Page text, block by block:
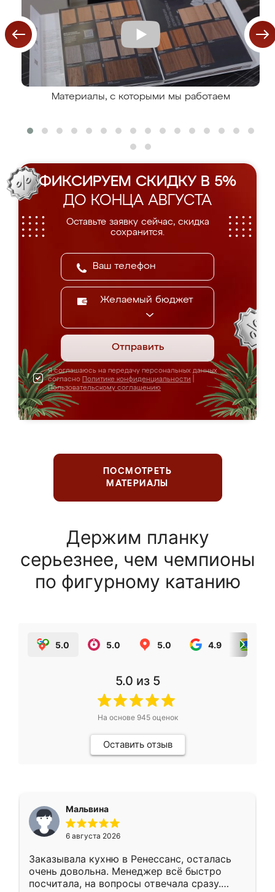
Материалы, с которыми мы работаем
ФИКСИРУЕМ СКИДКУ В 5%
ДО КОНЦА АВГУСТА
Оставьте заявку сейчас, скидка
сохранится.
Желаемый бюджет
Отправить
Я соглашаюсь на передачу персональных данных
согласно Политике конфиденциальности
Пользовательскому соглашению
ПОСМОТРЕТЬ
МАТЕРИАЛЫ
Держим планку
серьезнее, чем чемпионы
по фигурному катанию
5.0 5.0 5.0 4.9
5.0 из 5
На основе 945оценок
Оставить отзыв
Мальвина
6 августа 2026
Заказывала кухню в Ренессанс, осталась
очень довольна. Менеджер всё быстро
посчитала, на вопросы отвечала сразу.